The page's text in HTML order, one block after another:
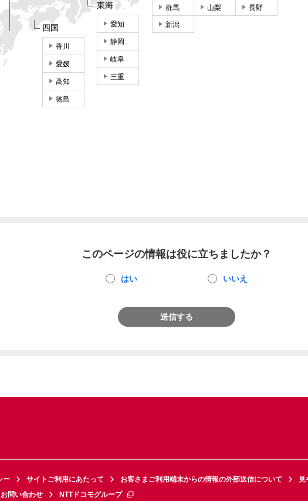
群馬 山梨 長野
新潟
東海
愛知
静岡
岐阜
三重
四国
香川
愛媛
高知
徳島
このページの情報は役に立ちましたか？
はい いいえ
送信する
ー サイトご利用にあたって お客さまご利用端末からの情報の外部送信について
見
お問い合わせ NTTドコモグループ